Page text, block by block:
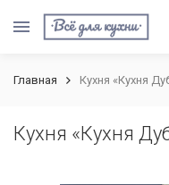
Главная Кухня «Кухня
Кухня «Кухня